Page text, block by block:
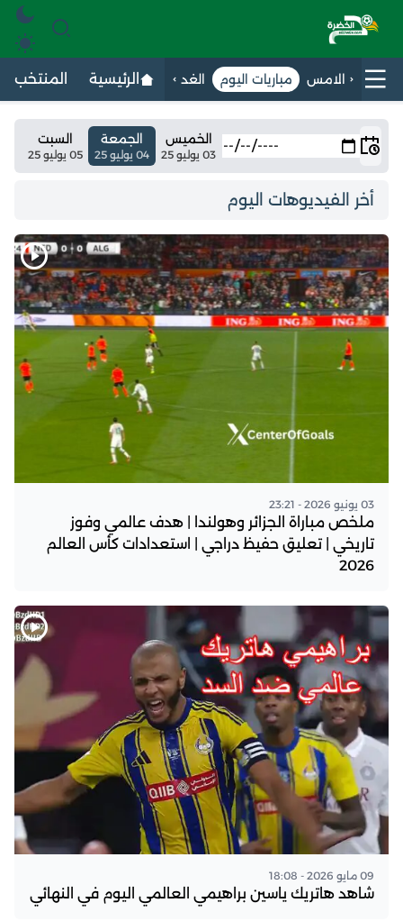
الامس مباريات اليوم الغد الرئيسية المنتخب
الخميس
03 يوليو 25
الجمعة
04 يوليو 25
السبت
05 يوليو 25
أخر الفيديوهات اليوم
03 يونيو 2026 - 23:21
ملخص مباراة الجزائر وهولندا | هدف عالمي وفوز
تاريخي | تعليق حفيظ دراجي | استعدادات كأس العالم
2026
09 مايو 2026 - 18:08
شاهد هاتريك ياسين براهيمي العالمي اليوم في النهائي